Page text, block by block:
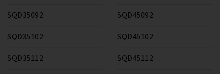
SQD35092
SQD35102
SQD35112
SQD45092
SQD45102
SQD45112